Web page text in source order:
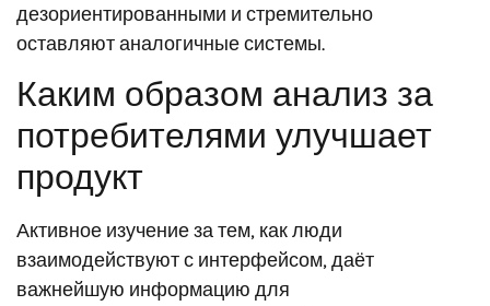
дезориентированными и стремительно
оставляют аналогичные системы.
Каким образом анализ за
потребителями улучшает
продукт
Активное изучение за тем, как люди
взаимодействуют с интерфейсом, даёт
важнейшую информацию для